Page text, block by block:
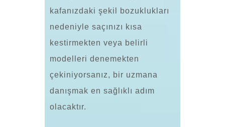
kafanızdaki şekil bozuklukları
nedeniyle saçınızı kısa
kestirmekten veya belirli
modelleri denemekten
çekiniyorsanız, bir uzmana
danışmak en sağlıklı adım
olacaktır.